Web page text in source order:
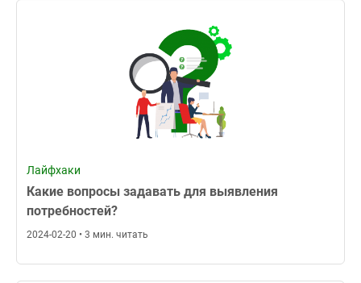
Лайфхаки
Какие вопросы задавать для выявления
потребностей?
2024-02-20 • 3 мин. читать